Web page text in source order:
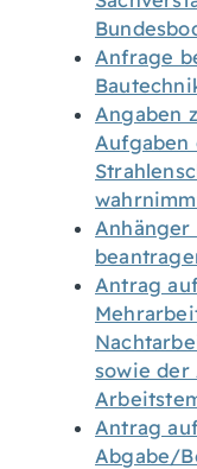
Anfrage
Angaben
Aufgaben
Anhänger
Antrag
sowie
Antrag
Abgabe/